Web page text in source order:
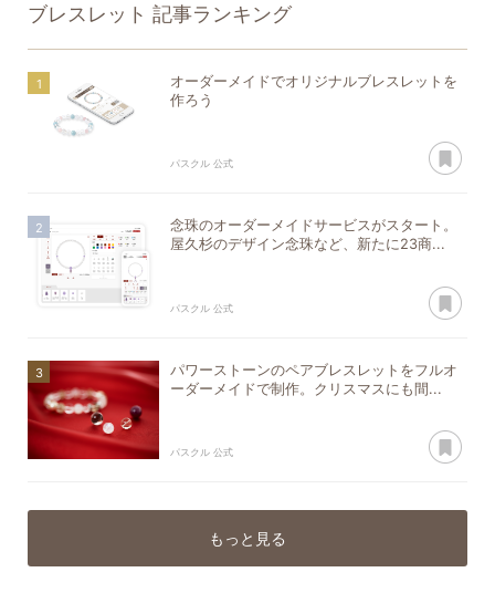
ブレスレット 記事ランキング
オーダーメイドでオリジナルブレスレットを
作ろう
パスクル 公式
念珠のオーダーメイドサービスがスタート。
屋久杉のデザイン念珠など、新たに23商...
パスクル 公式
パワーストーンのペアブレスレットをフルオ
ーダーメイドで制作。クリスマスにも間...
パスクル 公式
もっと見る